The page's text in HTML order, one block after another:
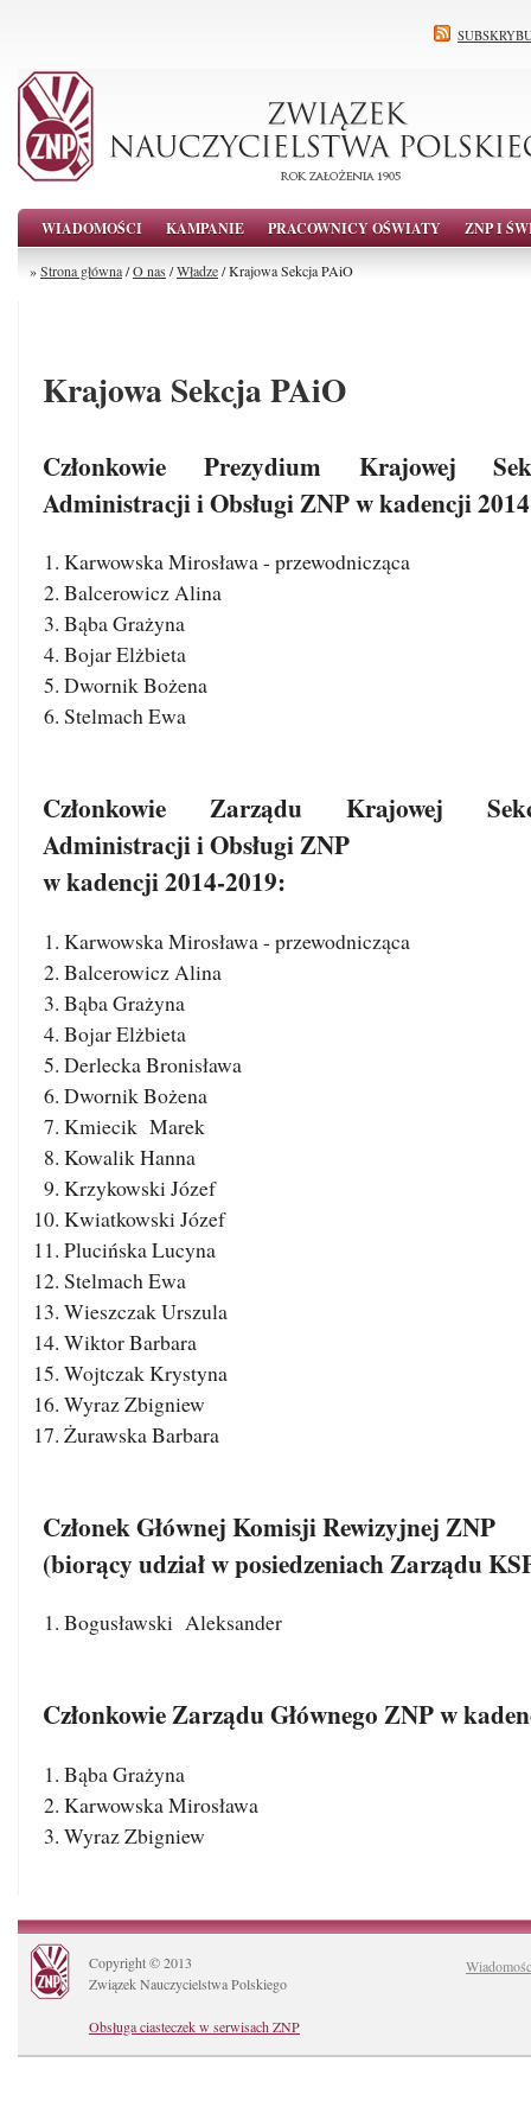
WIADOMOŚCI KAMPANIE PRACOWNICY OŚWIATY ZNP I
»Strona główna/O nas /Władze/ Krajowa Sekcja PAiO
Krajowa Sekcja PAiO
Członkowie Prezydium Krajowej
Administracji i Obsługi ZNP w kadencji
Karwowska Mirosława - przewodnicząca
Balcerowicz Alina
Bąba Grażyna
Bojar Elżbieta
Dwornik Bożena
Stelmach Ewa
Członkowie Zarządu Krajowej
Administracji i Obsługi ZNP
w kadencji 2014-2019:
Karwowska Mirosława - przewodnicząca
Balcerowicz Alina
Bąba Grażyna
Bojar Elżbieta
Derlecka Bronisława
Dwornik Bożena
Kmiecik Marek
Kowalik Hanna
Krzykowski Józef
Kwiatkowski Józef
Plucińska Lucyna
Stelmach Ewa
Wieszczak Urszula
Wiktor Barbara
Wojtczak Krystyna
Wyraz Zbigniew
Żurawska Barbara
Członek Głównej Komisji Rewizyjnej ZNP
(biorący udział w posiedzeniach Zarządu
Bogusławski Aleksander
Członkowie Zarządu Głównego ZNPw
Bąba Grażyna
Karwowska Mirosława
Wyraz Zbigniew
Copyright © 2013
Związek Nauczycielstwa Polskiego
Obsługa ciasteczek w serwisach ZNP